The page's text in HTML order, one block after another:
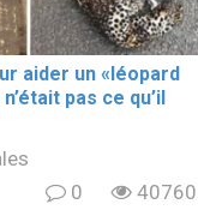
aider un «léopard
pas ce qu’il
0
40760